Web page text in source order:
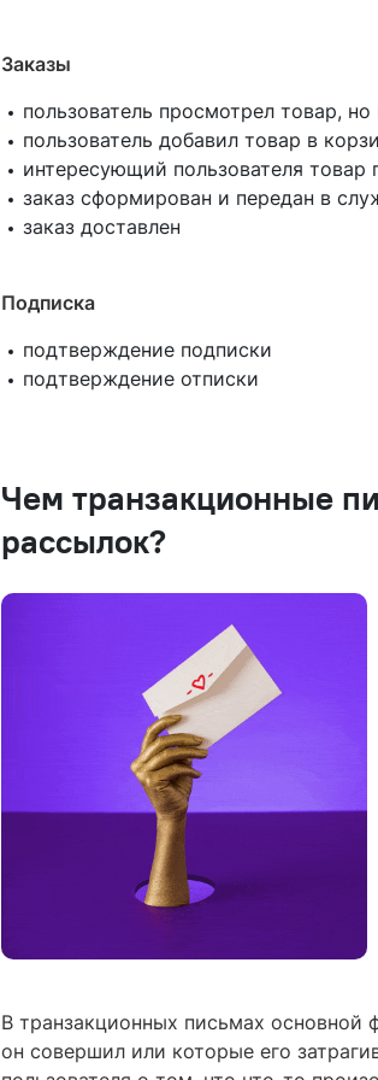
Заказы
пользователь просмотрел товар,
пользователь добавил товар в
интересующий пользователя товар
заказ сформирован и передан в
заказ доставлен
Подписка
подтверждение подписки
подтверждение отписки
Чем транзакционные
рассылок?
В транзакционных письмах основной
он совершил или которые его